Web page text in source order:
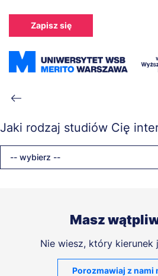
treści
Zapisz się
Ścieżka
nawigacyjna
Jaki rodzaj studiów Cię
-- wybierz --
Masz
Nie wiesz, który kierunek
Porozmawiaj z nami